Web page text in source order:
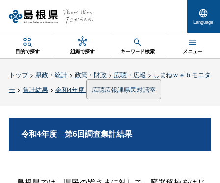
Language
目的で探す 組織で探す キーワード検索 メニュー
トップ> 県政・統計> 政策・財政 > 広聴・広報 > しまねｗｅｂモニタ
ー > 集計結果> 令和4年度 広聴広報課県民対話室
令和4年度 第6回調査集計結果